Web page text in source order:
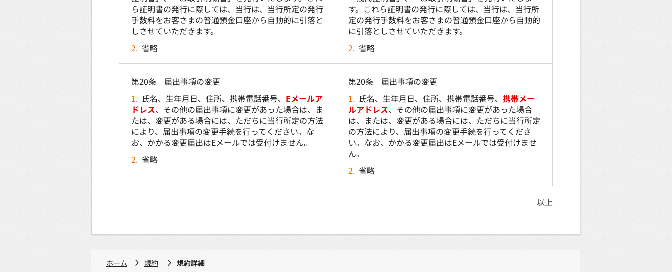
ら証明書の発行に際しては、当行は、当行所定の発行
手数料をお客さまの普通預金口座から自動的に引落と
しさせていただきます。
2. 省略
す。これら証明書の発行に際しては、当行は、当行所
定の発行手数料をお客さまの普通預金口座から自動的
に引落としさせていただきます。
2. 省略
第20条 届出事項の変更
1. 氏名、生年月日、住所、携帯電話番号、 Eメールア
ドレス、その他の届出事項に変更があった場合は、ま
たは、変更がある場合には、ただちに当行所定の方法
により、届出事項の変更手続を行ってください。な
お、かかる変更届出はEメールでは受付けません。
2. 省略
第20条 届出事項の変更
1. 氏名、生年月日、住所、携帯電話番号、 携帯メー
ルアドレス、その他の届出事項に変更があった場合
は、または、変更がある場合には、ただちに当行所定
の方法により、届出事項の変更手続を行ってくださ
い。なお、かかる変更届出はEメールでは受付けませ
ん。
2. 省略
以上
ホーム 規約 規約詳細